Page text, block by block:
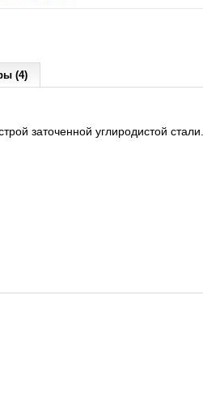
(4)
заточенной углиродистой